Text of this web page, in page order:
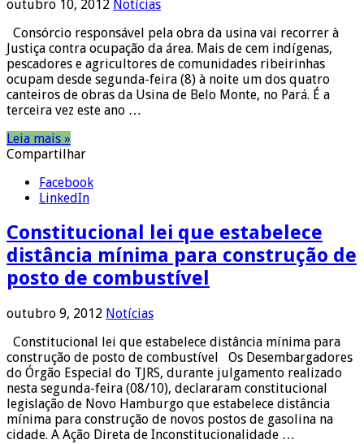
outubro 10, 2012 Notícias
Consórcio responsável pela obra da usina vai recorrer à
Justiça contra ocupação da área. Mais de cem indígenas,
pescadores e agricultores de comunidades ribeirinhas
ocupam desde segunda-feira (8) à noite um dos quatro
canteiros de obras da Usina de Belo Monte, no Pará. É a
terceira vez este ano …
Leia mais »
Compartilhar
Facebook
LinkedIn
Constitucional lei que estabelece
distância mínima para construção de
posto de combustível
outubro 9, 2012 Notícias
Constitucional lei que estabelece distância mínima para
construção de posto de combustível Os Desembargadores
do Órgão Especial do TJRS, durante julgamento realizado
nesta segunda-feira (08/10), declararam constitucional
legislação de Novo Hamburgo que estabelece distância
mínima para construção de novos postos de gasolina na
cidade. A Ação Direta de Inconstitucionalidade …